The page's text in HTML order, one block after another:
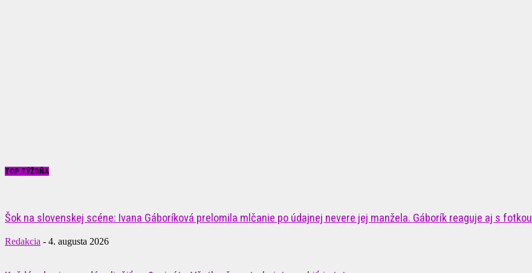
TOP TÝŽDŇA
Šok na slovenskej scéne: Ivana Gáboríková prelomila mlčanie po údajnej nevere jej manžela. Gáborík reaguje aj s fotkou
Redakcia - 4. augusta 2026